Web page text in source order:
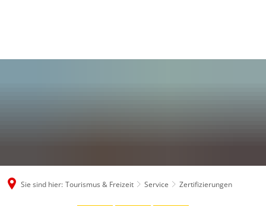
Sie sind hier: Tourismus & Freizeit Service Zertifizierungen